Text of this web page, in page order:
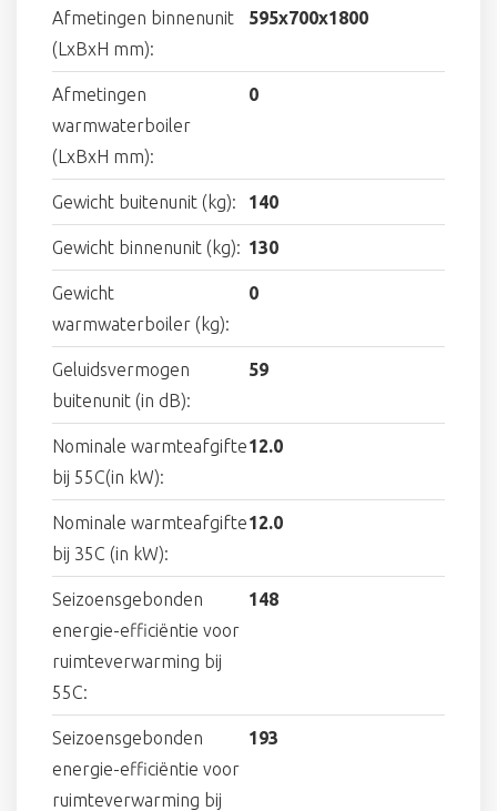
Afmetingen binnenunit
(LxBxH mm):
595x700x1800
Afmetingen
warmwaterboiler
(LxBxH mm):
0
Gewicht buitenunit (kg): 140
Gewicht binnenunit (kg): 130
Gewicht
warmwaterboiler (kg):
0
Geluidsvermogen
buitenunit (in dB):
59
Nominale warmteafgifte
bij 55C(in kW):
12.0
Nominale warmteafgifte
bij 35C (in kW):
12.0
Seizoensgebonden
energie-efficiëntie voor
ruimteverwarming bij
55C:
148
Seizoensgebonden
energie-efficiëntie voor
ruimteverwarming bij
193